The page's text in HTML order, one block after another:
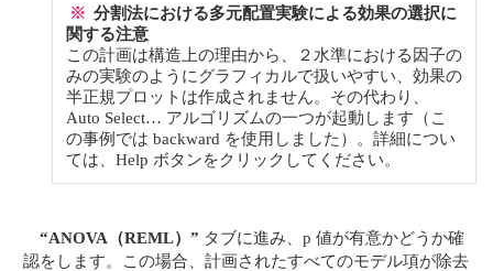
※ 分割法における多元配置実験による効果の選択に
関する注意
この計画は構造上の理由から、２水準における因子の
みの実験のようにグラフィカルで扱いやすい、効果の
半正規プロットは作成されません。その代わり、
Auto Select… アルゴリズムの一つが起動します（こ
の事例では backward を使用しました）。詳細につい
ては、Help ボタンをクリックしてください。
“ANOVA（REML）” タブに進み、p 値が有意かどうか確
認をします。この場合、計画されたすべてのモデル項が除去